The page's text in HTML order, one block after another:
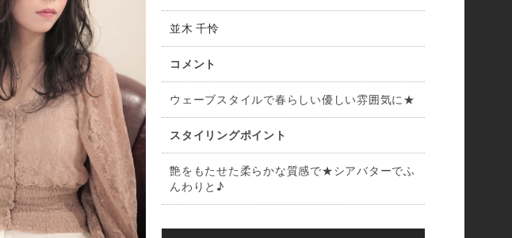
並木 千怜
コメント
ウェーブスタイルで春らしい優しい雰囲気に★
スタイリングポイント
艶をもたせた柔らかな質感で★シアバターでふ
んわりと♪